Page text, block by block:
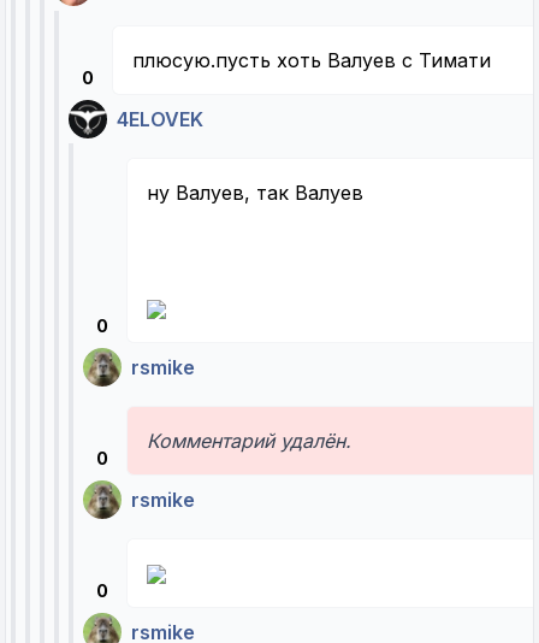
0
плюсую.пусть хоть Валуев с Тимати
4ELOVEK
0
ну Валуев, так Валуев
rsmike
0
Комментарий удалён.
rsmike
0
rsmike